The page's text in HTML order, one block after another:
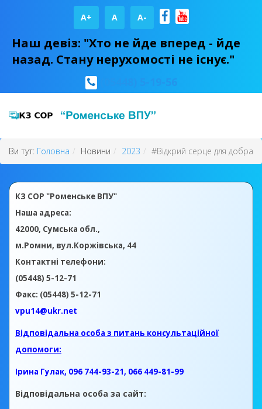
A+ А A-
Наш девіз: "Хто не йде вперед - йде
назад. Стану нерухомості не існує."
Ви тут: Головна Новини 2023 #Відкрий серце для добра
КЗ СОР "Роменське ВПУ"
Наша адреса:
42000, Сумська обл.,
м.Ромни, вул.Коржівська, 44
Контактні телефони:
(05448) 5-12-71
Факс: (05448) 5-12-71
vpu14@ukr.net
Відповідальна особа з питань консультаційної
допомоги:
Ірина Гулак, 096 744-93-21, 066 449-81-99
Відповідальна особа за сайт: